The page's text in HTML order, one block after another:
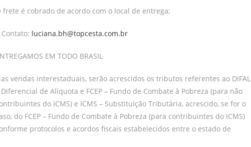
frete é cobrado de acordo com o local de entrega;
Contato: luciana.bh@topcesta.com.br
EM TODO BRASIL
vendas interestaduais, serão acrescidos os tributos referentes ao DIFAL
Diferencial de Alíquota e FCEP – Fundo de Combate à Pobreza (para não
do ICMS) e ICMS – Substituição Tributária, acrescido, se for o
do FCEP – Fundo de Combate à Pobreza (para contribuintes do ICMS)
protocolos e acordos fiscais estabelecidos entre o estado de